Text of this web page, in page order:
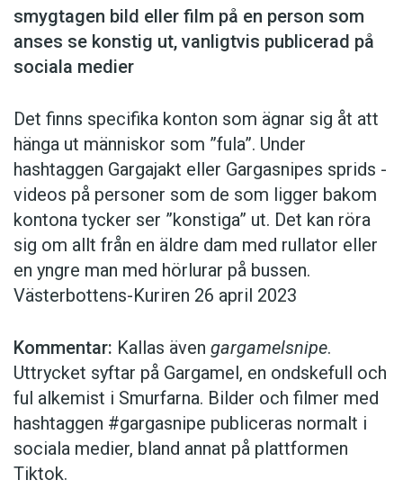
smygtagen bild eller film på en person som
anses se konstig ut, vanligtvis publicerad på
sociala medier
Det finns specifika konton som ägnar sig åt att
hänga ut ­människor som ”fula”. ­Under
hashtaggen Garga­jakt eller Garga­snipes sprids ­
videos på personer som de som ligger bakom
kontona tycker ser ”konstiga” ut. Det kan röra
sig om allt från en äldre dam med ­rullator ­eller
en yngre man med hörlurar på bussen.
Västerbottens-Kuriren 26 april 2023
Kommentar: Kallas även garga­melsnipe.
Uttrycket syftar på Gargamel, en ondskefull och
ful alkemist i Smurfarna. Bilder och filmer med
hashtaggen ­#gargasnipe publiceras normalt i
sociala medier, bland annat på plattformen
Tiktok.